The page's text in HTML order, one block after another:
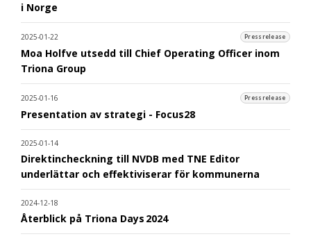
i Norge
2025-01-22 Pressrelease
Moa Holfve utsedd till Chief Operating Officer inom
Triona Group
2025-01-16 Pressrelease
Presentation av strategi - Focus28
2025-01-14
Direktincheckning till NVDB med TNE Editor
underlättar och effektiviserar för kommunerna
2024-12-18
Återblick på Triona Days 2024